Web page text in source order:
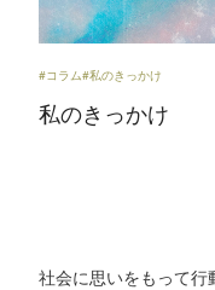
#コラム#私のきっかけ
私のきっかけ
社会に思いをもって行